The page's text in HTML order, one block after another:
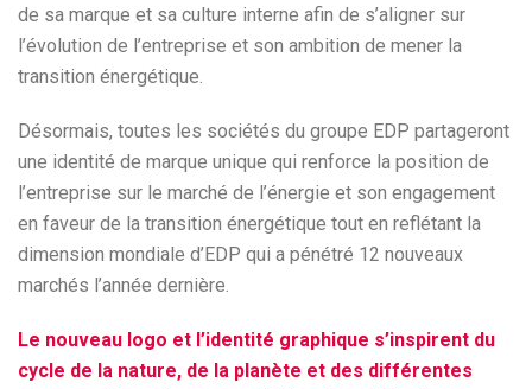
de sa marque et sa culture interne afin de s’aligner sur
l’évolution de l’entreprise et son ambition de mener la
transition énergétique.
Désormais, toutes les sociétés du groupe EDP partageront
une identité de marque unique qui renforce la position de
l’entreprise sur le marché de l’énergie et son engagement
en faveur de la transition énergétique tout en reflétant la
dimension mondiale d’EDP qui a pénétré 12 nouveaux
marchés l’année dernière.
Le nouveau logo et l’identité graphique s’inspirent du
cycle de la nature, de la planète et des différentes